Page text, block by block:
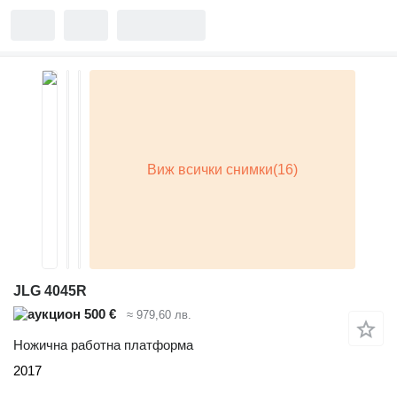
JLG 4045R
500 €
≈ 979,60 лв.
Ножична работна платформа
2017